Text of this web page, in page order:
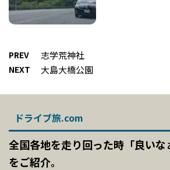
PREV 志学荒神社
NEXT 大島大橋公園
ドライブ旅.com
全国各地を走り回った時「良い
をご紹介。